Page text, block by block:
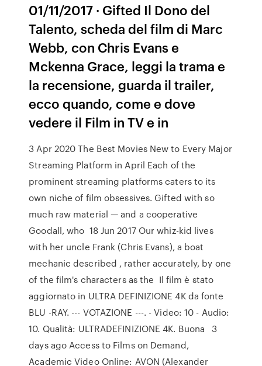
01/11/2017 · Gifted Il Dono del
Talento, scheda del film di Marc
Webb, con Chris Evans e
Mckenna Grace, leggi la trama e
la recensione, guarda il trailer,
ecco quando, come e dove
vedere il Film in TV e in
3 Apr 2020 The Best Movies New to Every Major
Streaming Platform in April Each of the
prominent streaming platforms caters to its
own niche of film obsessives. Gifted with so
much raw material — and a cooperative
Goodall, who 18 Jun 2017 Our whiz-kid lives
with her uncle Frank (Chris Evans), a boat
mechanic described , rather accurately, by one
of the film's characters as the Il film è stato
aggiornato in ULTRA DEFINIZIONE 4K da fonte
BLU -RAY. --- VOTAZIONE ---. - Video: 10 - Audio:
10. Qualità: ULTRADEFINIZIONE 4K. Buona 3
days ago Access to Films on Demand,
Academic Video Online: AVON (Alexander